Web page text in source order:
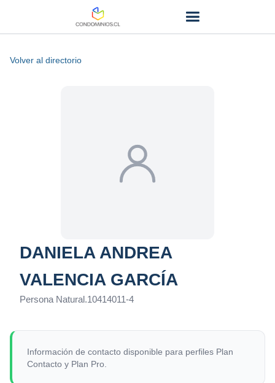
Volver al directorio
DANIELA ANDREA
VALENCIA GARCÍA
Persona Natural.10414011-4
Información de contacto disponible para perfiles Plan
Contacto y Plan Pro.